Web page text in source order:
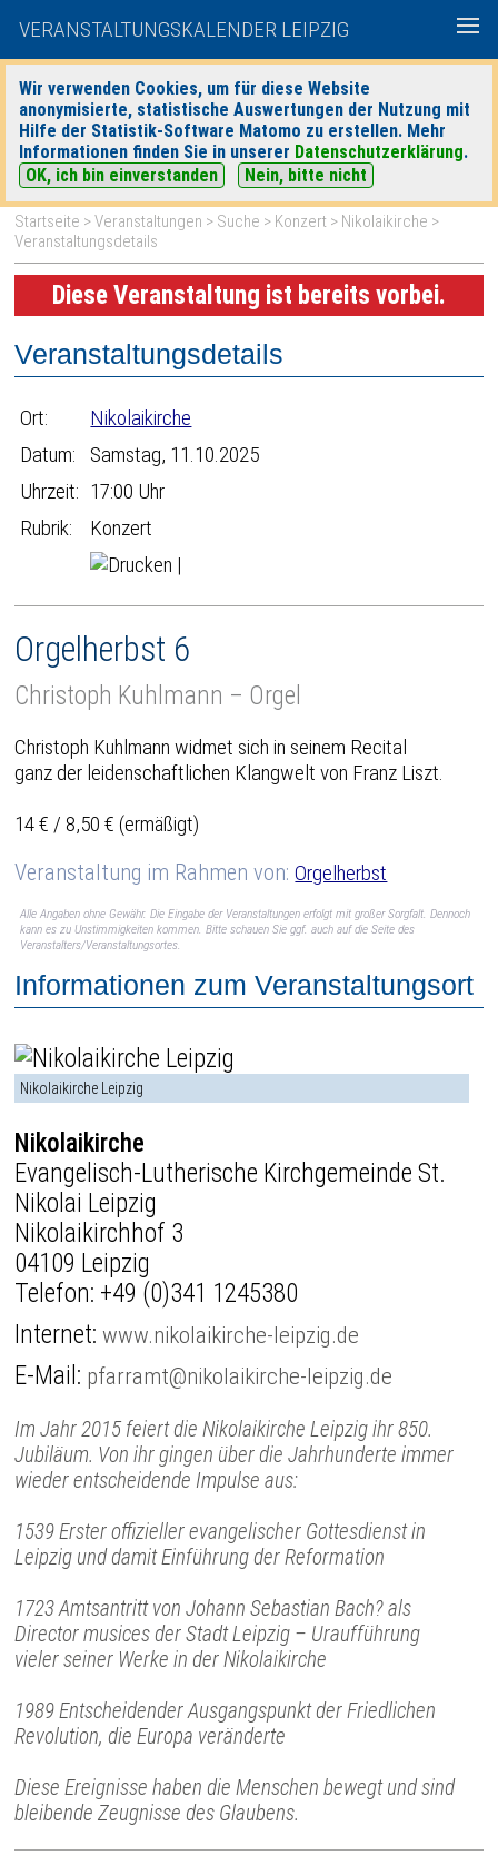
VERANSTALTUNGSKALENDER LEIPZIG
Wir verwenden Cookies, um für diese Website
anonymisierte, statistische Auswertungen der Nutzung mit
Hilfe der Statistik-Software Matomo zu erstellen. Mehr
Informationen finden Sie in unserer Datenschutzerklärung.
OK, ich bin einverstanden
Nein, bitte nicht
heute|morgen| Detaillierte Suche
Startseite >Veranstaltungen > Suche > Konzert > Nikolaikirche >
Veranstaltungsdetails
Diese Veranstaltung ist bereits vorbei.
Veranstaltungsdetails
Ort:
Nikolaikirche
Datum:
Samstag, 11.10.2025
Uhrzeit: 17:00 Uhr
Rubrik:
Konzert
|
Orgelherbst 6
Christoph Kuhlmann – Orgel
Christoph Kuhlmann widmet sich in seinem Recital
ganz der leidenschaftlichen Klangwelt von Franz Liszt.
14 € / 8,50 € (ermäßigt)
Veranstaltung im Rahmen von:Orgelherbst
Alle Angaben ohne Gewähr. Die Eingabe der Veranstaltungen erfolgt mit großer Sorgfalt. Dennoch
kann es zu Unstimmigkeiten kommen. Bitte schauen Sie ggf. auch auf die Seite des
Veranstalters/Veranstaltungsortes.
Informationen zum Veranstaltungsort
Nikolaikirche Leipzig
Nikolaikirche
Evangelisch-Lutherische Kirchgemeinde St.
Nikolai Leipzig
Nikolaikirchhof 3
04109 Leipzig
Telefon: +49 (0)341 1245380
Internet:www.nikolaikirche-leipzig.de
E-Mail: pfarramt@nikolaikirche-leipzig.de
Im Jahr 2015 feiert die Nikolaikirche Leipzig ihr 850.
Jubiläum. Von ihr gingen über die Jahrhunderte immer
wieder entscheidende Impulse aus:
1539 Erster offizieller evangelischer Gottesdienst in
Leipzig und damit Einführung der Reformation
1723 Amtsantritt von Johann Sebastian Bach? als
Director musices der Stadt Leipzig – Uraufführung
vieler seiner Werke in der Nikolaikirche
1989 Entscheidender Ausgangspunkt der Friedlichen
Revolution, die Europa veränderte
Diese Ereignisse haben die Menschen bewegt und sind
bleibende Zeugnisse des Glaubens.